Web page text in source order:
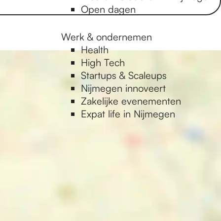
Open dagen
Werk & ondernemen
Health
High Tech
Startups & Scaleups
Nijmegen innoveert
Zakelijke evenementen
Expat life in Nijmegen